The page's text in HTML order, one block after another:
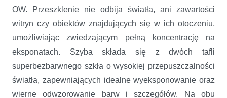
OW. Przeszklenie nie odbija światła, ani zawartości
witryn czy obiektów znajdujących się w ich otoczeniu,
umożliwiając zwiedzającym pełną koncentrację na
eksponatach. Szyba składa się z dwóch tafli
superbezbarwnego szkła o wysokiej przepuszczalności
światła, zapewniających idealne wyeksponowanie oraz
wierne odwzorowanie barw i szczegółów. Na obu